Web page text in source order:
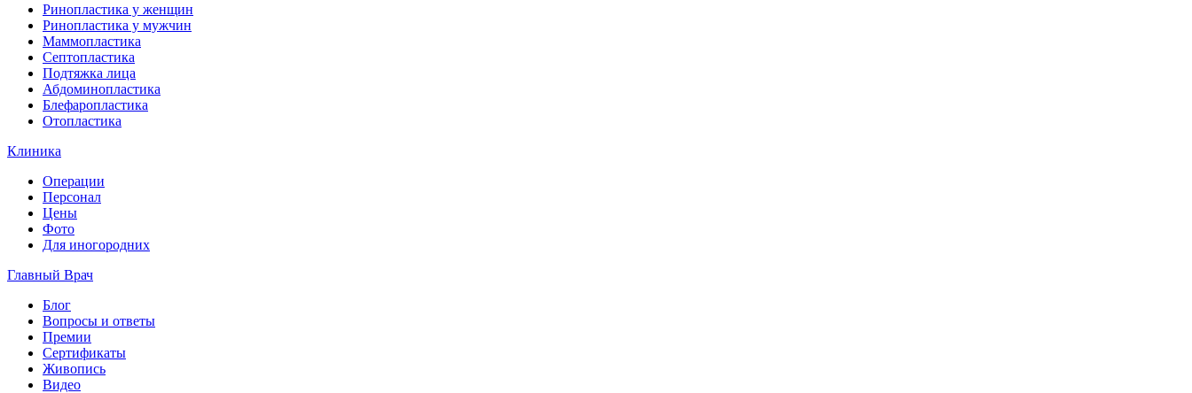
Ринопластика у женщин
Ринопластика у мужчин
Маммопластика
Септопластика
Подтяжка лица
Абдоминопластика
Блефаропластика
Отопластика
Клиника
Операции
Персонал
Цены
Фото
Для иногородних
Главный Врач
Блог
Вопросы и ответы
Премии
Сертификаты
Живопись
Видео